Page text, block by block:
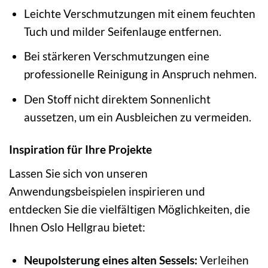
Leichte Verschmutzungen mit einem feuchten
Tuch und milder Seifenlauge entfernen.
Bei stärkeren Verschmutzungen eine
professionelle Reinigung in Anspruch nehmen.
Den Stoff nicht direktem Sonnenlicht
aussetzen, um ein Ausbleichen zu vermeiden.
Inspiration für Ihre Projekte
Lassen Sie sich von unseren
Anwendungsbeispielen inspirieren und
entdecken Sie die vielfältigen Möglichkeiten, die
Ihnen Oslo Hellgrau bietet:
Neupolsterung eines alten Sessels: Verleihen